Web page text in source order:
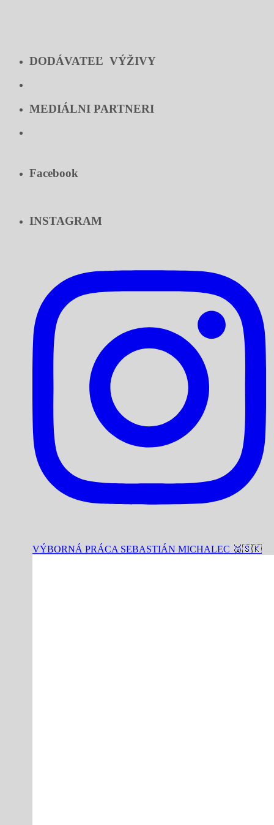
DODÁVATEĽ VÝŽIVY
MEDIÁLNI PARTNERI
Facebook
INSTAGRAM
VÝBORNÁ PRÁCA SEBASTIÁN MICHALEC 🥈🇸🇰